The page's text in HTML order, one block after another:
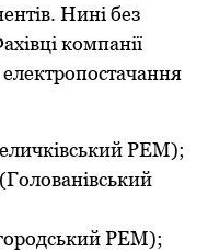
Нині без
компанії
РЕМ);
РЕМ);